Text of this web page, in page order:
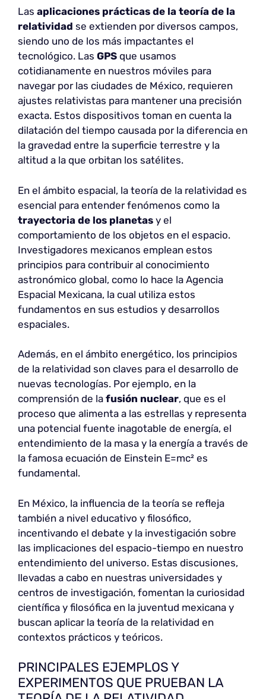
Las aplicaciones prácticas de la teoría de la
relatividad se extienden por diversos campos,
siendo uno de los más impactantes el
tecnológico. Las GPS que usamos
cotidianamente en nuestros móviles para
navegar por las ciudades de México, requieren
ajustes relativistas para mantener una precisión
exacta. Estos dispositivos toman en cuenta la
dilatación del tiempo causada por la diferencia en
la gravedad entre la superficie terrestre y la
altitud a la que orbitan los satélites.
En el ámbito espacial, la teoría de la relatividad es
esencial para entender fenómenos como la
trayectoria de los planetas y el
comportamiento de los objetos en el espacio.
Investigadores mexicanos emplean estos
principios para contribuir al conocimiento
astronómico global, como lo hace la Agencia
Espacial Mexicana, la cual utiliza estos
fundamentos en sus estudios y desarrollos
espaciales.
Además, en el ámbito energético, los principios
de la relatividad son claves para el desarrollo de
nuevas tecnologías. Por ejemplo, en la
comprensión de la fusión nuclear, que es el
proceso que alimenta a las estrellas y representa
una potencial fuente inagotable de energía, el
entendimiento de la masa y la energía a través de
la famosa ecuación de Einstein E=mc² es
fundamental.
En México, la influencia de la teoría se refleja
también a nivel educativo y filosófico,
incentivando el debate y la investigación sobre
las implicaciones del espacio-tiempo en nuestro
entendimiento del universo. Estas discusiones,
llevadas a cabo en nuestras universidades y
centros de investigación, fomentan la curiosidad
científica y filosófica en la juventud mexicana y
buscan aplicar la teoría de la relatividad en
contextos prácticos y teóricos.
PRINCIPALES EJEMPLOS Y
EXPERIMENTOS QUE PRUEBAN LA